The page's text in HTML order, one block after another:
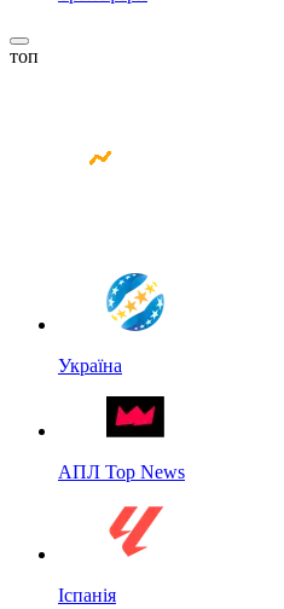
топ
Україна
АПЛ Top News
Іспанія